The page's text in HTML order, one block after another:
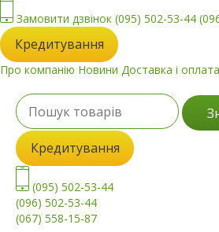
Замовити дзвінок (095) 502-53-44
Кредитування
Про компанію Новини Доставка і оплата
Кредитування
(095) 502-53-44
(096) 502-53-44
(067) 558-15-87